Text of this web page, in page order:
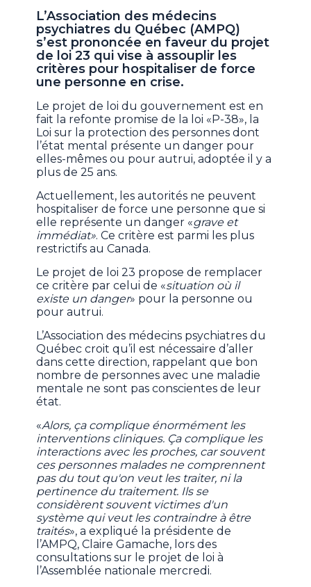
L’Association des médecins
psychiatres du Québec (AMPQ)
s’est prononcée en faveur du projet
de loi 23 qui vise à assouplir les
critères pour hospitaliser de force
une personne en crise.
Le projet de loi du gouvernement est en
fait la refonte promise de la loi «P-38», la
Loi sur la protection des personnes dont
l’état mental présente un danger pour
elles-mêmes ou pour autrui, adoptée il y a
plus de 25 ans.
Actuellement, les autorités ne peuvent
hospitaliser de force une personne que si
elle représente un danger «grave et
immédiat». Ce critère est parmi les plus
restrictifs au Canada.
Le projet de loi 23 propose de remplacer
ce critère par celui de «situation où il
existe un danger» pour la personne ou
pour autrui.
L’Association des médecins psychiatres du
Québec croit qu’il est nécessaire d’aller
dans cette direction, rappelant que bon
nombre de personnes avec une maladie
mentale ne sont pas conscientes de leur
état.
«Alors, ça complique énormément les
interventions cliniques. Ça complique les
interactions avec les proches, car souvent
ces personnes malades ne comprennent
pas du tout qu'on veut les traiter, ni la
pertinence du traitement. Ils se
considèrent souvent victimes d'un
système qui veut les contraindre à être
traités», a expliqué la présidente de
l’AMPQ, Claire Gamache, lors des
consultations sur le projet de loi à
l’Assemblée nationale mercredi.